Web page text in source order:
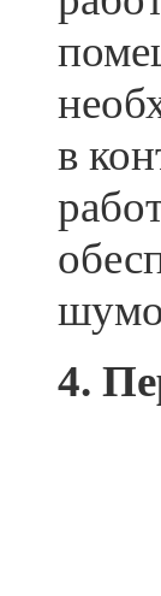
в
4.